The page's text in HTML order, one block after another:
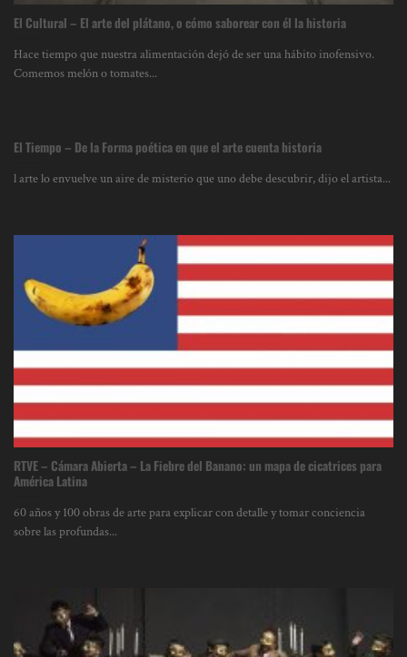
El Cultural – El arte del plátano, o cómo saborear con él la historia
Hace tiempo que nuestra alimentación dejó de ser una hábito inofensivo.
Comemos melón o tomates...
El Tiempo – De la Forma poética en que el arte cuenta historia
l arte lo envuelve un aire de misterio que uno debe descubrir, dijo el artista...
RTVE – Cámara Abierta – La Fiebre del Banano: un mapa de cicatrices para
América Latina
60 años y 100 obras de arte para explicar con detalle y tomar conciencia
sobre las profundas...